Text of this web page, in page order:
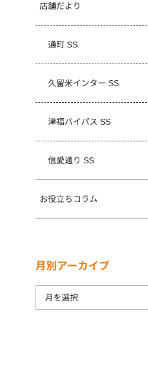
店舗だより
通町 SS
久留米インター SS
津福バイパス SS
信愛通り SS
お役立ちコラム
月別アーカイブ